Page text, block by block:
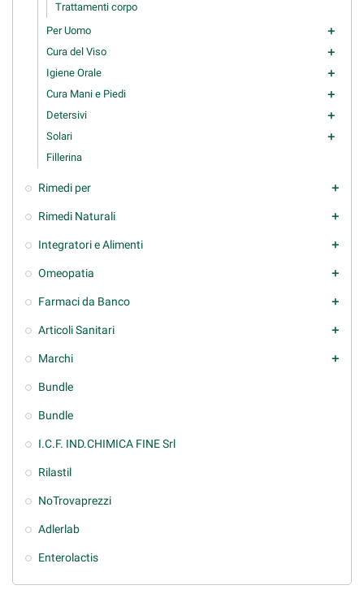
Trattamenti corpo
Per Uomo
add
Cura del Viso add
Igiene Orale add
Cura Mani e Piedi add
Detersivi add
Solari add
Fillerina
Rimedi per add
Rimedi Naturali add
Integratori e Alimenti add
Omeopatia add
Farmaci da Banco add
Articoli Sanitari add
Marchi add
Bundle
Bundle
I.C.F. IND.CHIMICA FINE Srl
Rilastil
NoTrovaprezzi
Adlerlab
Enterolactis